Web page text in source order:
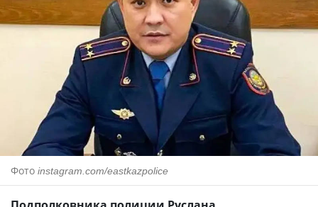
Фото instagram.com/eastkazpolice